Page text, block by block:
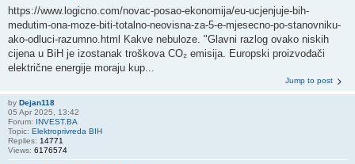
https://www.logicno.com/novac-posao-ekonomija/eu-ucjenjuje-bih-
medutim-ona-moze-biti-totalno-neovisna-za-5-e-mjesecno-po-stanovniku-
ako-odluci-razumno.html Kakve nebuloze. "Glavni razlog ovako niskih
cijena u BiH je izostanak troškova CO₂ emisija. Europski proizvođači
električne energije moraju kup...
Jump to post
by Dejan118
05 Apr 2025, 13:42
Forum: INVEST.BA
Topic: Elektroprivreda BIH
Replies: 14771
Views: 6176574